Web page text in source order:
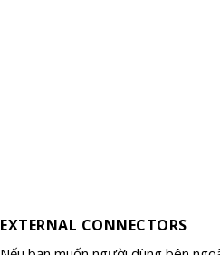
EXTERNAL CONNECTORS